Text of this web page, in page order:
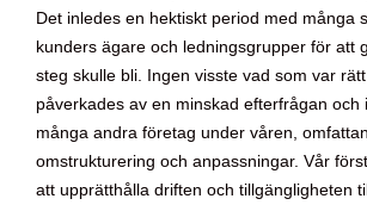
Det inledes en hektiskt period med många
kunders ägare och ledningsgrupper för att
steg skulle bli. Ingen visste vad som var
påverkades av en minskad efterfrågan och
många andra företag under våren,
omstrukturering och anpassningar. Vår
att upprätthålla driften och tillgängligheten